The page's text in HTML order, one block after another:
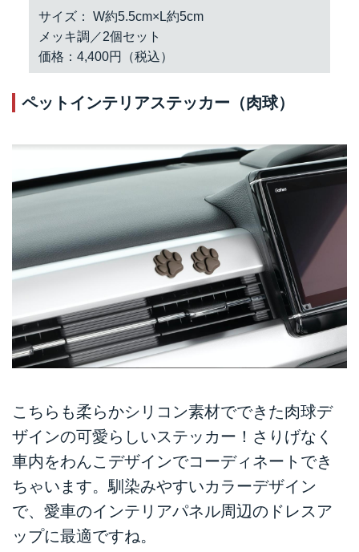
サイズ： W約5.5cm×L約5cm
メッキ調／2個セット
価格：4,400円（税込）
ペットインテリアステッカー（肉球）
こちらも柔らかシリコン素材でできた肉球デ
ザインの可愛らしいステッカー！さりげなく
車内をわんこデザインでコーディネートでき
ちゃいます。馴染みやすいカラーデザイン
で、愛車のインテリアパネル周辺のドレスア
ップに最適ですね。